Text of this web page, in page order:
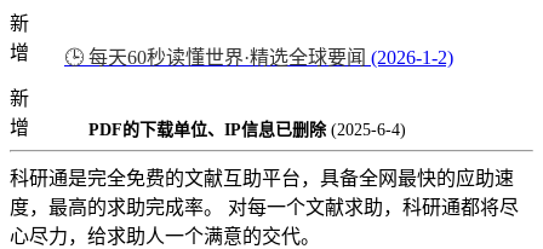
新
增
🕒 每天60秒读懂世界·精选全球要闻 (2026-1-2)
新
增
PDF的下载单位、IP信息已删除 (2025-6-4)
科研通是完全免费的文献互助平台，具备全网最快的应助速
度，最高的求助完成率。 对每一个文献求助，科研通都将尽
心尽力，给求助人一个满意的交代。